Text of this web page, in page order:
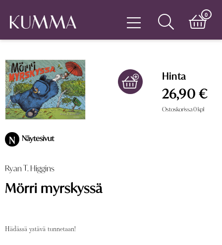
0
Hinta
26,90 €
Ostoskorissa0kpl
N Näytesivut
Ryan T. Higgins
Mörri myrskyssä
Hädässä ystävä tunnetaan!